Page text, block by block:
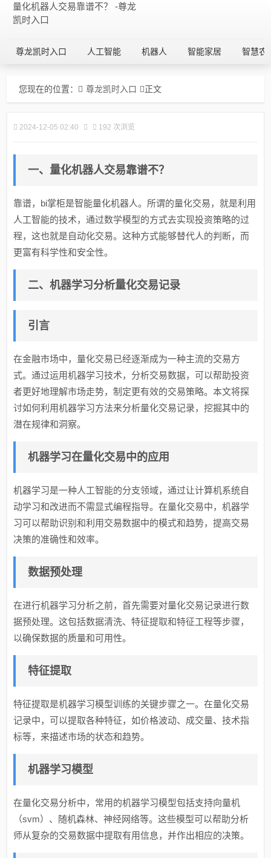
量化机器人交易靠谱不？ -尊龙
凯时入口
尊龙凯时入口 人工智能 机器人 智能家居 智慧农
您现在的位置： 尊龙凯时入口 正文
2024-12-05 02:40 192 次浏览
一、量化机器人交易靠谱不？
靠谱，bi掌柜是智能量化机器人。所谓的量化交易，就是利用
人工智能的技术，通过数学模型的方式去实现投资策略的过
程，这也就是自动化交易。这种方式能够替代人的判断，而
更富有科学性和安全性。
二、机器学习分析量化交易记录
引言
在金融市场中，量化交易已经逐渐成为一种主流的交易方
式。通过运用机器学习技术，分析交易数据，可以帮助投资
者更好地理解市场走势，制定更有效的交易策略。本文将探
讨如何利用机器学习方法来分析量化交易记录，挖掘其中的
潜在规律和洞察。
机器学习在量化交易中的应用
机器学习是一种人工智能的分支领域，通过让计算机系统自
动学习和改进而不需显式编程指导。在量化交易中，机器学
习可以帮助识别和利用交易数据中的模式和趋势，提高交易
决策的准确性和效率。
数据预处理
在进行机器学习分析之前，首先需要对量化交易记录进行数
据预处理。这包括数据清洗、特征提取和特征工程等步骤，
以确保数据的质量和可用性。
特征提取
特征提取是机器学习模型训练的关键步骤之一。在量化交易
记录中，可以提取各种特征，如价格波动、成交量、技术指
标等，来描述市场的状态和趋势。
机器学习模型
在量化交易分析中，常用的机器学习模型包括支持向量机
（svm）、随机森林、神经网络等。这些模型可以帮助分析
师从复杂的交易数据中提取有用信息，并作出相应的决策。